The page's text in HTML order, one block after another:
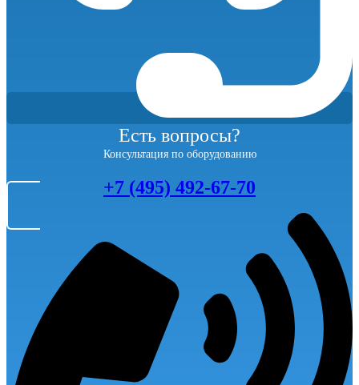
Есть вопросы?
Консультация по оборудованию
+7 (495) 492-67-70